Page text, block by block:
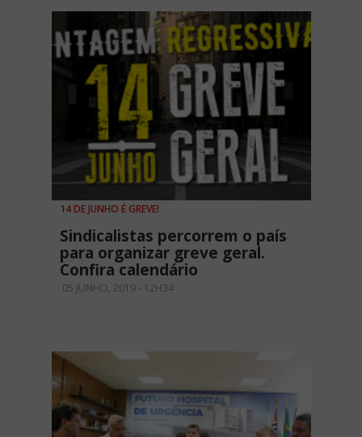
14 DE JUNHO É GREVE!
Sindicalistas percorrem o país
para organizar greve geral.
Confira calendário
05 JUNHO, 2019 - 12H34